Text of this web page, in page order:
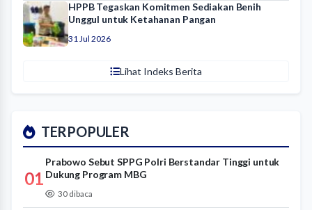
HPPB Tegaskan Komitmen Sediakan Benih
Unggul untuk Ketahanan Pangan
31 Jul 2026
Lihat Indeks Berita
TERPOPULER
01
Prabowo Sebut SPPG Polri Berstandar Tinggi untuk
Dukung Program MBG
30 dibaca